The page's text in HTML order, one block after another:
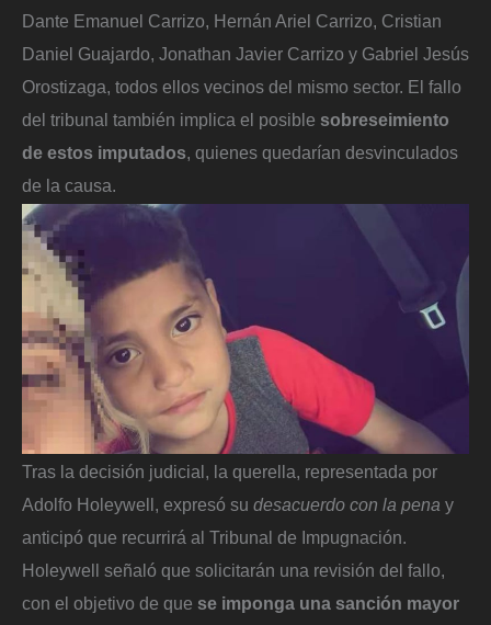
Dante Emanuel Carrizo, Hernán Ariel Carrizo, Cristian
Daniel Guajardo, Jonathan Javier Carrizo y Gabriel Jesús
Orostizaga, todos ellos vecinos del mismo sector. El fallo
del tribunal también implica el posible sobreseimiento
de estos imputados, quienes quedarían desvinculados
de la causa.
Tras la decisión judicial, la querella, representada por
Adolfo Holeywell, expresó su desacuerdo con la pena y
anticipó que recurrirá al Tribunal de Impugnación.
Holeywell señaló que solicitarán una revisión del fallo,
con el objetivo de que se imponga una sanción mayor